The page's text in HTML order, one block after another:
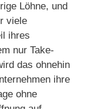
Löhne, und
viele
ihres
nur Take-
das ohnehin
ihre
ohne